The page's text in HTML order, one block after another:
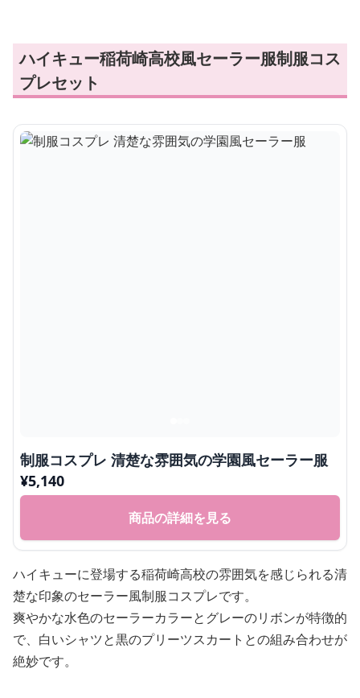
ハイキュー稲荷崎高校風セーラー服制服コス
プレセット
制服コスプレ 清楚な雰囲気の学園風セーラー服
¥5,140
商品の詳細を見る
ハイキューに登場する稲荷崎高校の雰囲気を感じられる清
楚な印象のセーラー風制服コスプレです。
爽やかな水色のセーラーカラーとグレーのリボンが特徴的
で、白いシャツと黒のプリーツスカートとの組み合わせが
絶妙です。